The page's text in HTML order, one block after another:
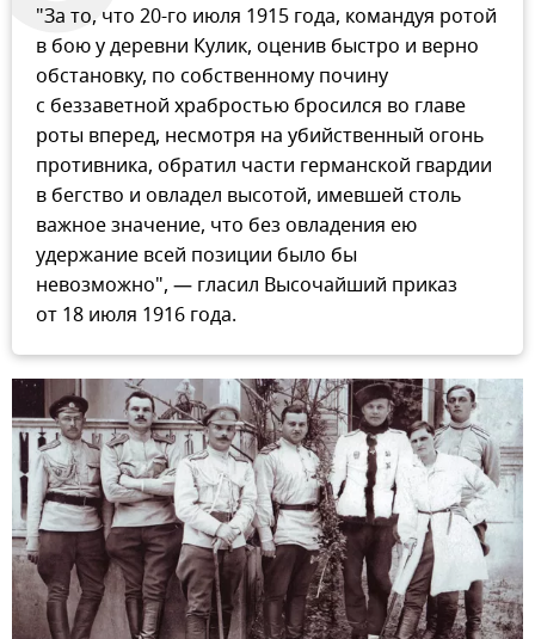
"За то, что 20-го июля 1915 года, командуя ротой
в бою у деревни Кулик, оценив быстро и верно
обстановку, по собственному почину
с беззаветной храбростью бросился во главе
роты вперед, несмотря на убийственный огонь
противника, обратил части германской гвардии
в бегство и овладел высотой, имевшей столь
важное значение, что без овладения ею
удержание всей позиции было бы
невозможно", — гласил Высочайший приказ
от 18 июля 1916 года.